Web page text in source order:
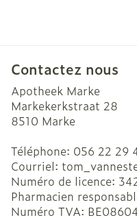
Contactez nous
Apotheek Marke
Markekerkstraat 28
8510 Marke
Téléphone: 056 22 29
Courriel:
Numéro de licence:
Pharmacien
Numéro TVA: